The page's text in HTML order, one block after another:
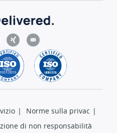
| Norme sulla privac |
di non responsabilità